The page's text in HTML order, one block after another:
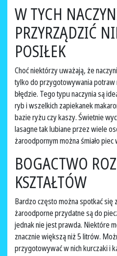
W TYCH
PRZYRZĄDZIĆ
POSIŁEK
Choć niektórzy uważają, że
tylko do przygotowywania potraw
błędzie. Tego typu naczynia są
ryb i wszelkich zapiekanek
bazie ryżu czy kaszy. Świetnie
lasagne tak lubiane przez wiele
żaroodpornym można śmiało piec
BOGACTWO
KSZTAŁTÓW
Bardzo często można spotkać się
żaroodporne przydatne są do
jednak nie jest prawda. Niektóre
znacznie większą niż 5 litrów.
przygotowywać w nich kurczaki i